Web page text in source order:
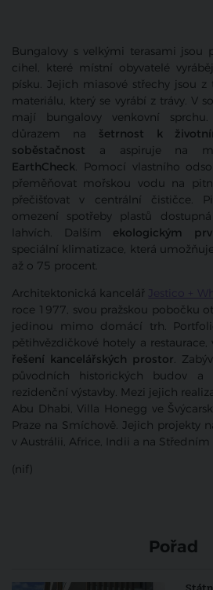
Bungalovy s velkými terasami jsou
cihel, které místní obyvatelé
písku. Jejich miasové střechy jsou
materiálu, který se vyrábí z trávy. V
mají bungalovy venkovní
důrazem na šetrnost k
soběstačnost a aspiruje na
EarthCheck. Pomocí vlastního
přeměňovat mořskou vodu na
přečišťovat v centrální čističce.
omezení spotřeby plastů
lahvích. Dalším ekologickým
speciální klimatizace, která
až o 75 procent.
Architektonická kancelář Jestico +
roce 1977, svou pražskou pobočku
jedinou mimo domácí trh.
pětihvězdičkové hotely a restaurace,
řešení kancelářských prostor.
původních historických budov a
rezidenční výstavby. Mezi jejich
Abu Dhabi, Villa Honegg ve
Praze na Smíchově. Jejich projekty
v Austrálii, Africe, Indii a na Středním
(nif)
Pořad